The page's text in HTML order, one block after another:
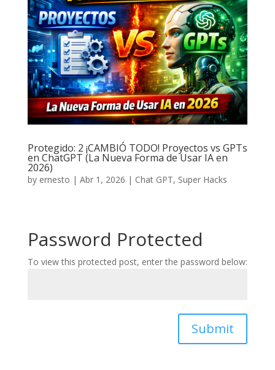
Protegido: 2 ¡CAMBIÓ TODO! Proyectos vs GPTs
en ChatGPT (La Nueva Forma de Usar IA en
2026)
by ernesto | Abr 1, 2026 | Chat GPT, Super Hacks
Password Protected
To view this protected post, enter the password below:
Submit